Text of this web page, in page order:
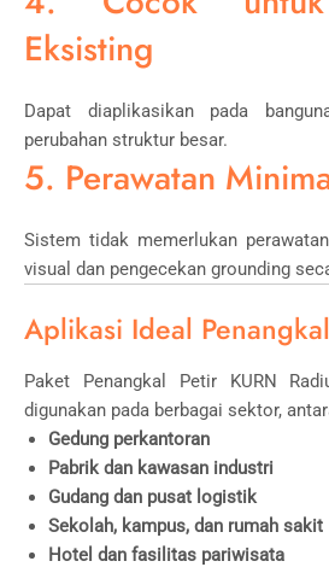
Eksisting
Dapat diaplikasikan pada
perubahan struktur besar.
5. Perawatan
Sistem tidak memerlukan
visual dan pengecekan grounding
Aplikasi Ideal
Paket Penangkal Petir KURN
digunakan pada berbagai sektor,
Gedung perkantoran
Pabrik dan kawasan industri
Gudang dan pusat logistik
Sekolah, kampus, dan rumah sakit
Hotel dan fasilitas pariwisata